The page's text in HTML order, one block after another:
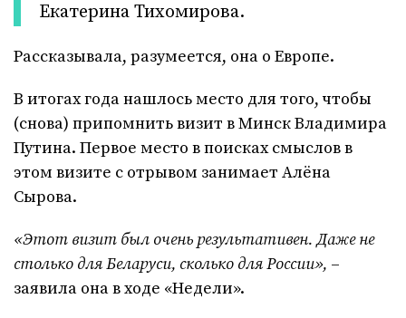
Екатерина Тихомирова.
Рассказывала, разумеется, она о Европе.
В итогах года нашлось место для того, чтобы
(снова) припомнить визит в Минск Владимира
Путина. Первое место в поисках смыслов в
этом визите с отрывом занимает Алёна
Сырова.
«Этот визит был очень результативен. Даже не
столько для Беларуси, сколько для России», –
заявила она в ходе «Недели».